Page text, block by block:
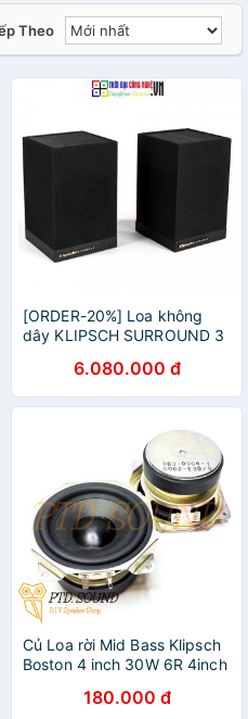
Theo
[ORDER-20%] Loa không
dây KLIPSCH SURROUND 3
Bảo hành 12 tháng
6.080.000 đ
Củ Loa rời Mid Bass Klipsch
Boston 4 inch 30W 6R 4inch
180.000 đ